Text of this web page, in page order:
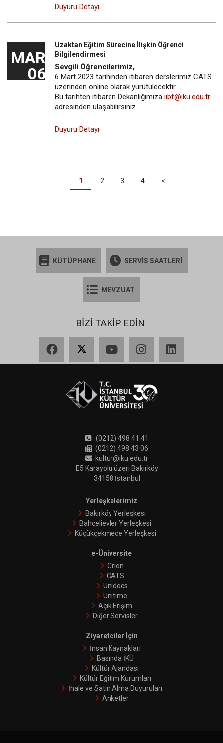
Duyuru Detayı
MAR
06
Uzaktan Eğitim Sürecine İlişkin Öğrenci
Bilgilendirmesi
Sevgili Öğrencilerimiz,
6 Mart 2023 tarihinden itibaren derslerimiz CATS
üzerinden online olarak yürütülecektir.
Bu tarihten itibaren Dekanlığımıza iibf@iku.edu.tr
adresinden ulaşabilirsiniz.
Duyuru Detayı
Şu
an
1 Page
2 Page
3 Page
4
Sonraki
<
KÜTÜPHANE SERVİS SAATLERİ
MEVZUAT
BİZİ TAKİP EDİN
(0212) 498 41 41
(0212) 498 43 06
kultur@iku.edu.tr
E5 Karayolu üzeri Bakırköy
34158 İstanbul
Yerleşkelerimiz
Bakırköy Yerleşkesi
Bahçelievler Yerleşkesi
Küçükçekmece Yerleşkesi
e-Üniversite
Orion
CATS
Unidocs
Unitime
Açık Erişim
Diğer Servisler
Ziyaretciler İçin
İnsan Kaynakları
Basında İKÜ
Kültür Ajandası
Kültür Eğitim Kurumları
İhale ve Satın Alma Duyuruları
Anketler